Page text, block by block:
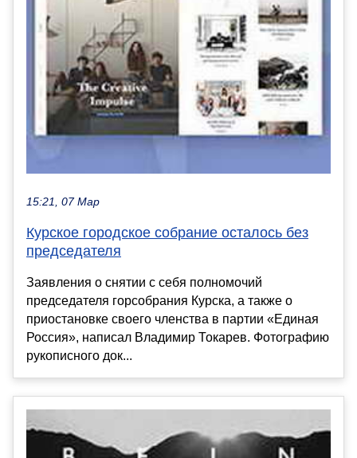
15:21, 07 Мар
Курское городское собрание осталось без
председателя
Заявления о снятии с себя полномочий
председателя горсобрания Курска, а также о
приостановке своего членства в партии «Единая
Россия», написал Владимир Токарев. Фотографию
рукописного док...